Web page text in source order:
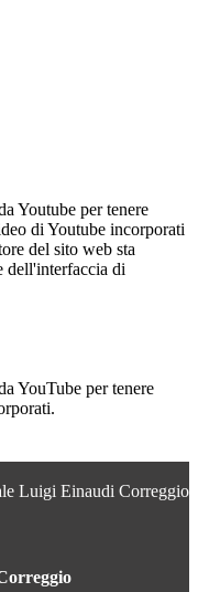
Youtube per tenere
di Youtube incorporati
del sito web sta
dell'interfaccia di
YouTube per tenere
Luigi Einaudi Correggio